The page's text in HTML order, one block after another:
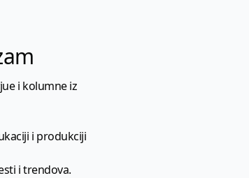
i kolumne iz
i produkciji
i trendova.